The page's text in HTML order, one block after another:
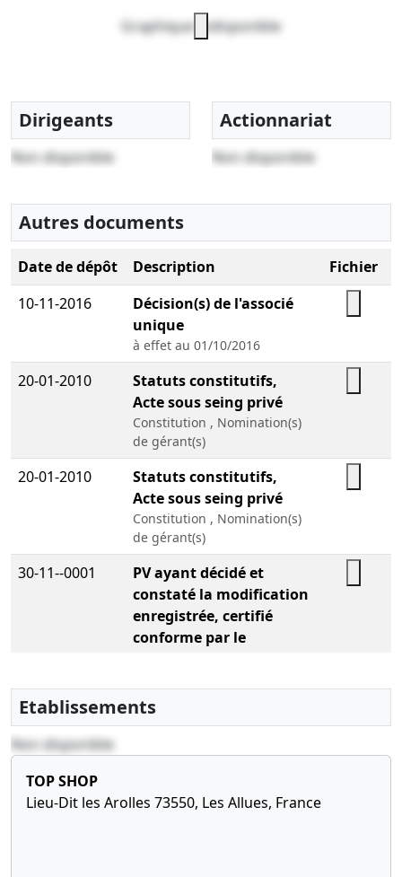
Graphique indisponible
Dirigeants
Non disponible
Actionnariat
Non disponible
Autres documents
Date de dépôt Description
Fichier
10-11-2016
Décision(s) de l'associé
unique
à effet au 01/10/2016
20-01-2010
Statuts constitutifs,
Acte sous seing privé
Constitution , Nomination(s)
de gérant(s)
20-01-2010
Statuts constitutifs,
Acte sous seing privé
Constitution , Nomination(s)
de gérant(s)
30-11--0001
PV ayant décidé et
constaté la modification
enregistrée, certifié
conforme par le
Etablissements
Non disponible
TOP SHOP
Lieu-Dit les Arolles 73550, Les Allues, France